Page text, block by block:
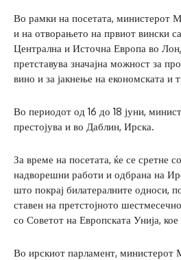
Во рамки на посетата, министерот
и на отворањето на првиот вински
Централна и Источна Европа во
претставува значајна можност за
вино и за јакнење на економската и
Во периодот од 16 до 18 јуни,
престојува и во Даблин, Ирска.
За време на посетата, ќе се сретне
надворешни работи и одбрана на
што покрај билатералните односи,
ставен на претстојното
со Советот на Европската Унија, кое
Во ирскиот парламент, министерот